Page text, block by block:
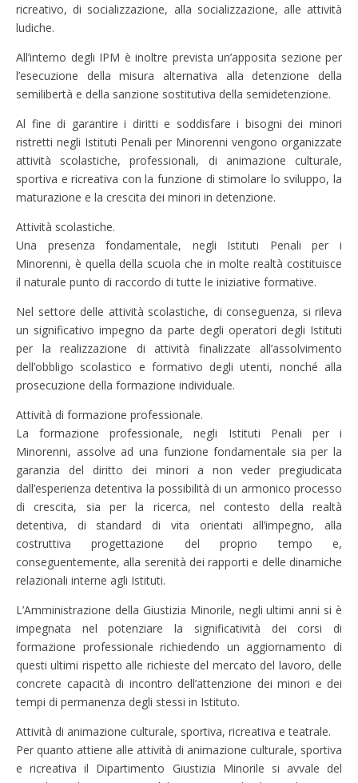
ricreativo, di socializzazione, alla socializzazione, alle attività
ludiche.
All’interno degli IPM è inoltre prevista un’apposita sezione per
l’esecuzione della misura alternativa alla detenzione della
semilibertà e della sanzione sostitutiva della semidetenzione.
Al fine di garantire i diritti e soddisfare i bisogni dei minori
ristretti negli Istituti Penali per Minorenni vengono organizzate
attività scolastiche, professionali, di animazione culturale,
sportiva e ricreativa con la funzione di stimolare lo sviluppo, la
maturazione e la crescita dei minori in detenzione.
Attività scolastiche.
Una presenza fondamentale, negli Istituti Penali per i
Minorenni, è quella della scuola che in molte realtà costituisce
il naturale punto di raccordo di tutte le iniziative formative.
Nel settore delle attività scolastiche, di conseguenza, si rileva
un significativo impegno da parte degli operatori degli Istituti
per la realizzazione di attività finalizzate all’assolvimento
dell’obbligo scolastico e formativo degli utenti, nonché alla
prosecuzione della formazione individuale.
Attività di formazione professionale.
La formazione professionale, negli Istituti Penali per i
Minorenni, assolve ad una funzione fondamentale sia per la
garanzia del diritto dei minori a non veder pregiudicata
dall’esperienza detentiva la possibilità di un armonico processo
di crescita, sia per la ricerca, nel contesto della realtà
detentiva, di standard di vita orientati all’impegno, alla
costruttiva progettazione del proprio tempo e,
conseguentemente, alla serenità dei rapporti e delle dinamiche
relazionali interne agli Istituti.
L’Amministrazione della Giustizia Minorile, negli ultimi anni si è
impegnata nel potenziare la significatività dei corsi di
formazione professionale richiedendo un aggiornamento di
questi ultimi rispetto alle richieste del mercato del lavoro, delle
concrete capacità di incontro dell’attenzione dei minori e dei
tempi di permanenza degli stessi in Istituto.
Attività di animazione culturale, sportiva, ricreativa e teatrale.
Per quanto attiene alle attività di animazione culturale, sportiva
e ricreativa il Dipartimento Giustizia Minorile si avvale del